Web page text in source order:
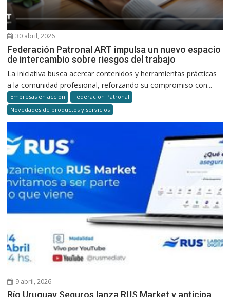
30 abril, 2026
Federación Patronal ART impulsa un nuevo espacio
de intercambio sobre riesgos del trabajo
La iniciativa busca acercar contenidos y herramientas prácticas
a la comunidad profesional, reforzando su compromiso con...
Empresas en acción
Federacion Patronal
Novedades de productos y servicios
9 abril, 2026
Río Uruguay Seguros lanza RUS Market y anticipa